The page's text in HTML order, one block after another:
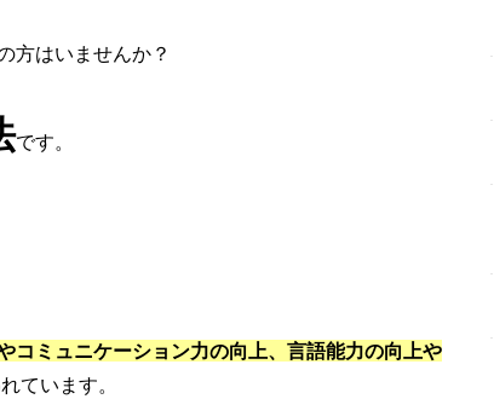
方はいませんか？
です。
コミュニケーション力の向上、言語能力の向上や
ています。